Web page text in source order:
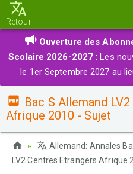
Retour
Ouverture des
Scolaire 2026-2027 : Les
le 1er Septembre 2027 au
Bac S Allemand
Afrique 2010 - Sujet
Allemand: Annales
LV2 Centres Etrangers Afrique